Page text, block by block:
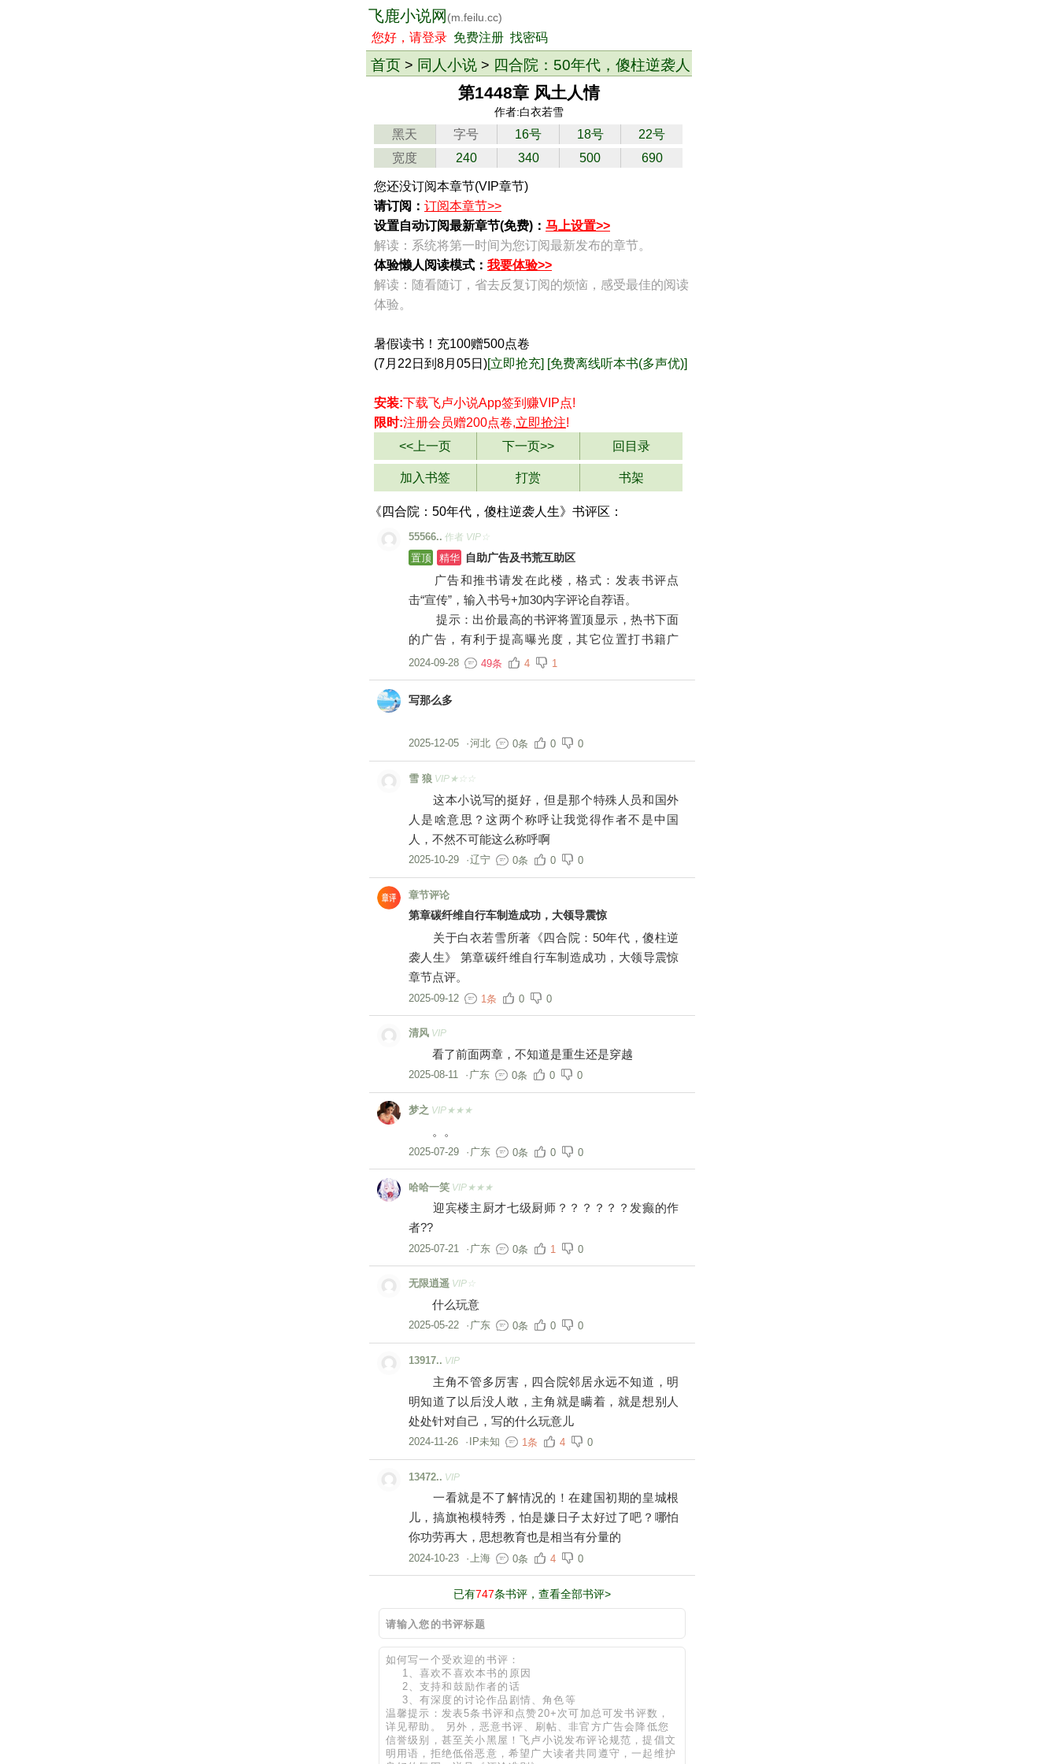
飞鹿小说网 (m.feilu.cc)
您好，请登录 免费注册 找密码
首页 > 同人小说 > 四合院：50年代，傻柱逆袭人
第1448章 风土人情
作者:白衣若雪
黑天 字号 16号 18号
22号
宽度
240 340 500 690
您还没订阅本章节(VIP章节)
请订阅： 订阅本章节>>
设置自动订阅最新章节(免费)： 马上设置>>
解读：系统将第一时间为您订阅最新发布的章节。
体验懒人阅读模式： 我要体验>>
解读：随看随订，省去反复订阅的烦恼，感受最佳的阅读
体验。
暑假读书！充100赠500点卷
(7月22日到8月05日)[立即抢充] [免费离线听本书(多声优)]
安装:下载飞卢小说App签到 赚VIP点!
限时:注册会员赠200点卷,立即抢注!
<<上一页
下一页>> 回目录
加入书签 打赏 书架
《四合院：50年代，傻柱逆袭人生》书评区：
55566.. 作者 VIP☆
置顶 精华 自助广告及书荒互助区
广告和推书请发在此楼，格式：发表书评点
击“宣传”，输入书号+加30内字评论自荐语。
提示：出价最高的书评将置顶显示，热书下面
的广告，有利于提高曝光度，其它位置打书籍广
告，一律小黑屋。
2024-09-28 49条 4 1
写那么多
2025-12-05 ·河北 0条 0 0
雪 狼 VIP★☆☆
这本小说写的挺好，但是那个特殊人员和国外
人是啥意思？这两个称呼让我觉得作者不是中国
人，不然不可能这么称呼啊
2025-10-29 ·辽宁 0条 0 0
章节评论
第章碳纤维自行车制造成功，大领导震惊
关于白衣若雪所著《四合院：50年代，傻柱逆
袭人生》 第章碳纤维自行车制造成功，大领导震惊
章节点评。
2025-09-12 1条 0 0
清风 VIP
看了前面两章，不知道是重生还是穿越
2025-08-11 · 广东 0条 0 0
梦之 VIP★★★
。。
2025-07-29 · 广东 0条 0 0
哈哈一笑 VIP★★★
迎宾楼主厨才七级厨师？？？？？？发癫的作
者??
2025-07-21 · 广东 0条 1 0
无限逍遥 VIP☆
什么玩意
2025-05-22 · 广东 0条 0 0
13917.. VIP
主角不管多厉害，四合院邻居永远不知道，明
明知道了以后没人敢，主角就是瞒着，就是想别人
处处针对自己，写的什么玩意儿
2024-11-26 · IP未知 1条 4 0
13472.. VIP
一看就是不了解情况的！在建国初期的皇城根
儿，搞旗袍模特秀，怕是嫌日子太好过了吧？哪怕
你功劳再大，思想教育也是相当有分量的
2024-10-23 · 上海 0条 4 0
已有747条书评，查看全部书评>